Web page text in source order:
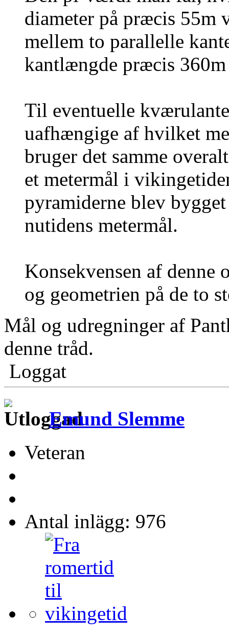
diameter på præcis 55m
mellem to parallelle
kantlængde præcis 360m
Til eventuelle
uafhængige af hvilket
bruger det samme
et metermål i
pyramiderne blev
nutidens metermål.
Konsekvensen af denne
og geometrien på de to
Mål og udregninger af
denne tråd.
Loggat
Emund Slemme
Veteran
Antal inlägg: 976